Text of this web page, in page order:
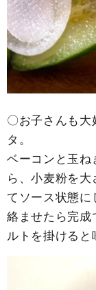
〇お子さんも大
タ。
ベーコンと玉ね
ら、小麦粉を
てソース状態に
絡ませたら完成
ルトを掛けると